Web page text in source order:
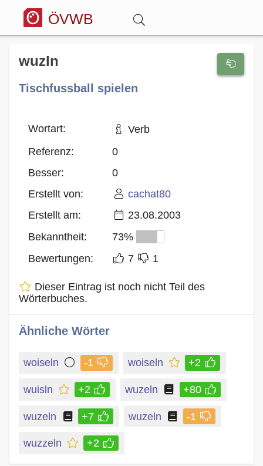
ÖVWB
Anmelden
Wörterbuch
Hitparade
Blog
wuzln
Tischfussball spielen
Wortart:
Verb
Referenz:
0
Besser:
0
Erstellt von:
cachat80
Erstellt am:
23.08.2003
Bekanntheit:
73%
Bewertungen:
7 1
Dieser Eintrag ist noch nicht Teil des
Wörterbuches.
Ähnliche Wörter
woiseln -1 woiseln +2
wuisln +2 wuzeln +80
wuzeln +7 wuzeln -1
wuzzeln +2